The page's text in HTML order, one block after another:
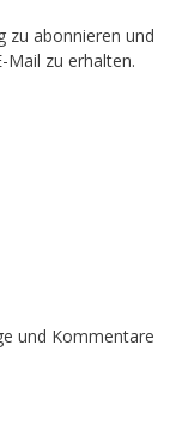
zu abonnieren und
Mail zu erhalten.
und Kommentare